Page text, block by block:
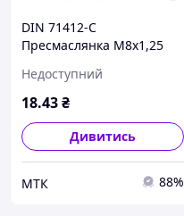
DIN 71412-С
Пресмаслянка М8х1,25
Недоступний
18.43₴
Дивитись
МТК 88%